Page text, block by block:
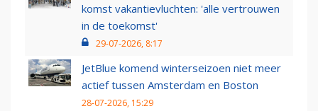
komst vakantievluchten: 'alle vertrouwen
in de toekomst'
29-07-2026, 8:17
JetBlue komend winterseizoen niet meer
actief tussen Amsterdam en Boston
28-07-2026, 15:29